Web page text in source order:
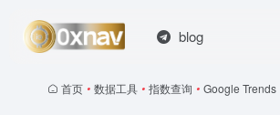
blog
首页 • 数据工具 • 指数查询 • Google Trends